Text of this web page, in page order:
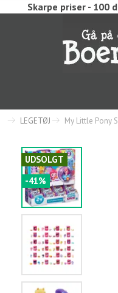
Skarpe priser - 100
LEGETØJ My Little Pony
UDSOLGT
-41%